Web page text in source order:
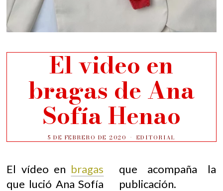
El video en
bragas de Ana
Sofía Henao
5 DE FEBRERO DE 2020 EDITORIAL
El vídeo en bragas
que lució Ana Sofía
que acompaña la
publicación.